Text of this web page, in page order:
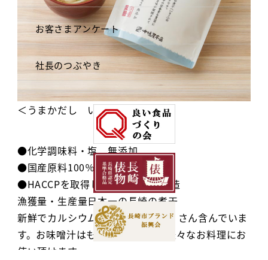
＜うまかだし いりこ＞
●化学調味料・塩 無添加
●国産原料100％
●HACCPを取得した自社工場で製造
漁獲量・生産量日本一の長崎の煮干
新鮮でカルシウムなどの栄養をたくさん含んでいま
す。お味噌汁はもちろんのこと、様々なお料理にお
使い頂けます。
お客さまアンケート
社長のつぶやき